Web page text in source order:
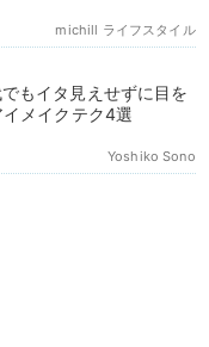
michill ライフスタイル
もイタ見えせずに目を
メイクテク4選
Yoshiko Sono